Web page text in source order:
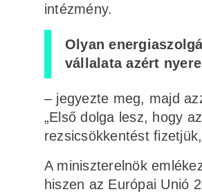
intézmény.
Olyan
vállalata azért
– jegyezte meg, majd
„Első dolga lesz, hogy
rezsicsökkentést
A miniszterelnök
hiszen az Európai Unió